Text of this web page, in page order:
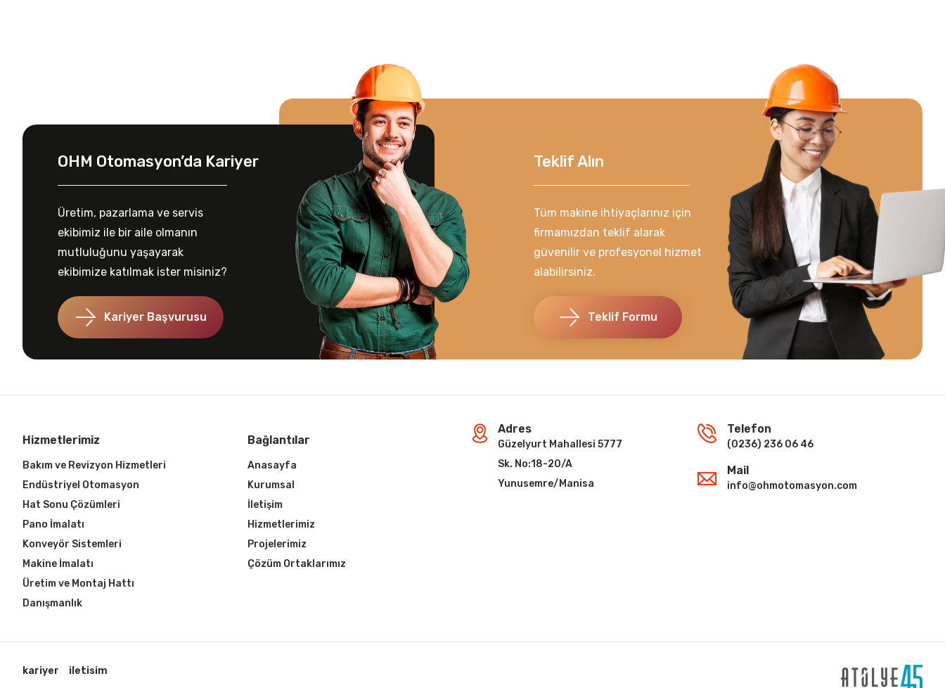
OHM Otomasyon’da Kariyer
Üretim, pazarlama ve servis
ekibimiz ile bir aile olmanın
mutluluğunu yaşayarak
ekibimize katılmak ister misiniz?
Kariyer Başvurusu
Teklif Alın
Tüm makine ihtiyaçlarınız için
firmamızdan teklif alarak
güvenilir ve profesyonel hizmet
alabilirsiniz.
Teklif Formu
Hizmetlerimiz
Bakım ve Revizyon Hizmetleri
Endüstriyel Otomasyon
Hat Sonu Çözümleri
Pano İmalatı
Konveyör Sistemleri
Makine İmalatı
Üretim ve Montaj Hattı
Danışmanlık
Bağlantılar
Anasayfa
Kurumsal
İletişim
Hizmetlerimiz
Projelerimiz
Çözüm Ortaklarımız
Adres
Güzelyurt Mahallesi 5777
Sk. No:18-20/A
Yunusemre/Manisa
Telefon
(0236) 236 06 46
Mail
info@ohmotomasyon.com
kariyer iletisim